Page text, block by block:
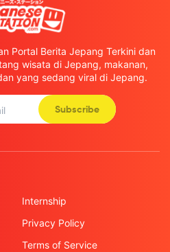
Portal Berita Jepang Terkini dan
wisata di Jepang, makanan,
yang sedang viral di Jepang.
Subscribe
Internship
Privacy Policy
Terms of Service